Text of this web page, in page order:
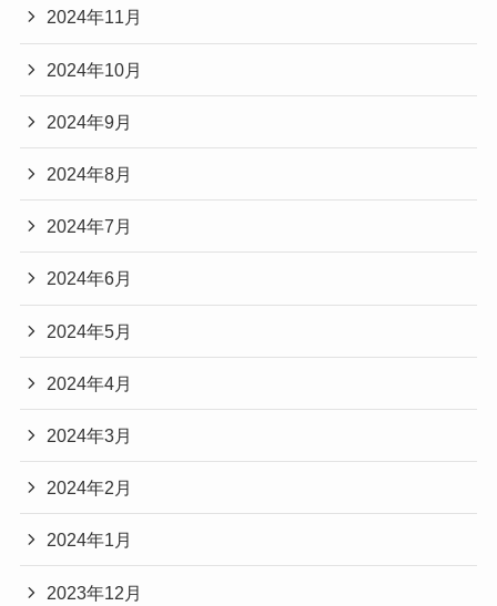
2024年11月
2024年10月
2024年9月
2024年8月
2024年7月
2024年6月
2024年5月
2024年4月
2024年3月
2024年2月
2024年1月
2023年12月